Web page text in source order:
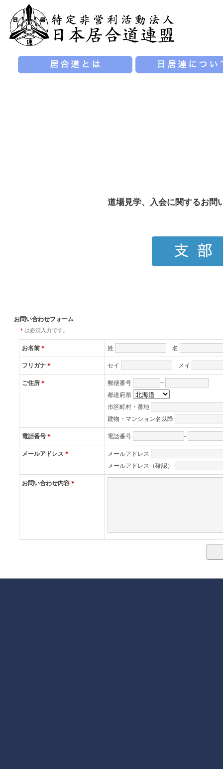
道場見学、入会に関するお問
お問い合わせフォーム
＊ は必須入力です。
お名前 ＊ 姓 名
フリガナ ＊ セイ メイ
ご住所 ＊ 郵便番号
−
都道府県
市区町村・番地
建物・マンション名以降
電話番号 ＊ 電話番号 -
メールアドレス ＊
メールアドレス
メールアドレス（確認）
お問い合わせ内容 ＊